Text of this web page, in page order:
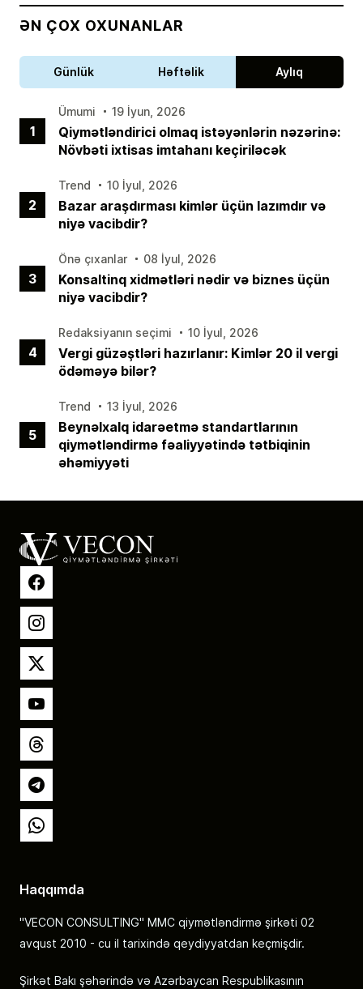
ƏN ÇOX OXUNANLAR
Günlük Həftəlik Aylıq
1
Ümumi 19 İyun, 2026
Qiymətləndirici olmaq istəyənlərin nəzərinə:
Növbəti ixtisas imtahanı keçiriləcək
2
Trend 10 İyul, 2026
Bazar araşdırması kimlər üçün lazımdır və
niyə vacibdir?
3
Önə çıxanlar 08 İyul, 2026
Konsaltinq xidmətləri nədir və biznes üçün
niyə vacibdir?
4
Redaksiyanın seçimi 10 İyul, 2026
Vergi güzəştləri hazırlanır: Kimlər 20 il vergi
ödəməyə bilər?
5
Trend 13 İyul, 2026
Beynəlxalq idarəetmə standartlarının
qiymətləndirmə fəaliyyətində tətbiqinin
əhəmiyyəti
Facebook
Instagram
YouTube
Threads
Telegram
Whatsapp
Haqqımda
"VECON CONSULTING" MMC qiymətləndirmə şirkəti 02
avqust 2010 - cu il tarixində qeydiyyatdan keçmişdir.
Şirkət Bakı şəhərində və Azərbaycan Respublikasının